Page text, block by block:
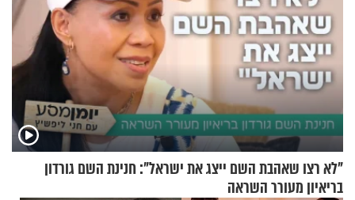
"לא רצו שאהבת השם ייצג את ישראל": חנינת השם גורדון
בריאיון מעורר השראה